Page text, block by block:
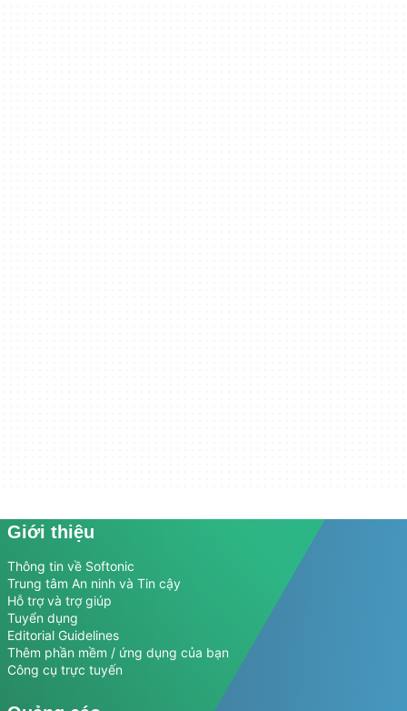
Giới thiệu
Thông tin về Softonic
Trung tâm An ninh và Tin cậy
Hỗ trợ và trợ giúp
Tuyển dụng
Editorial Guidelines
Thêm phần mềm / ứng dụng của bạn
Công cụ trực tuyến